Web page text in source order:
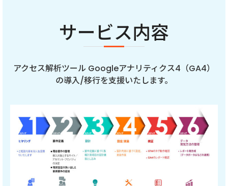
サービス内容
アクセス解析ツール Googleアナリティクス4（GA4）
の導入/移行を支援いたします。